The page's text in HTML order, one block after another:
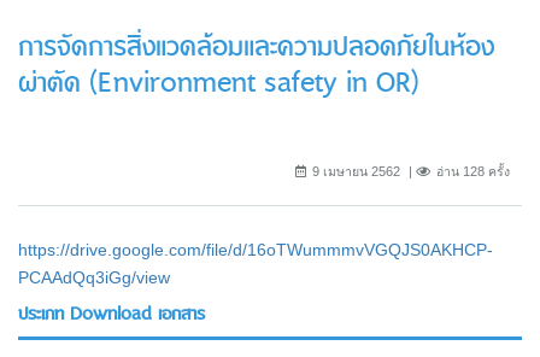
การจัดการสิ่งแวดล้อมและความปลอดภัยในห้อง
ผ่าตัด (Environment safety in OR)
9 เมษายน 2562 อ่าน 128 ครั้ง
https://drive.google.com/file/d/16oTWummmvVGQJS0AKHCP-
PCAAdQq3iGg/view
ประเภท Download เอกสาร